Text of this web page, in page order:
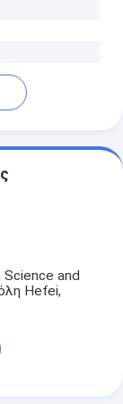
Science and
Hefei,